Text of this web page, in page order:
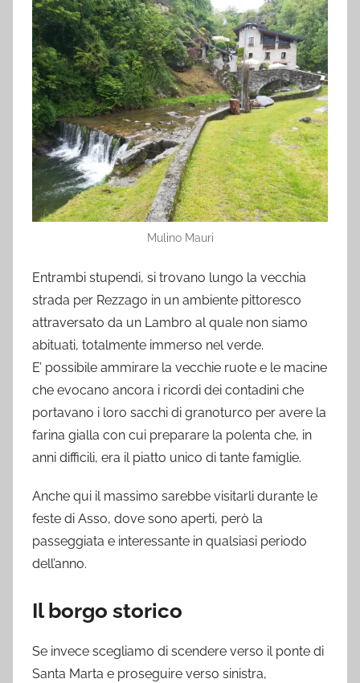
Mulino Mauri
Entrambi stupendi, si trovano lungo la vecchia
strada per Rezzago in un ambiente pittoresco
attraversato da un Lambro al quale non siamo
abituati, totalmente immerso nel verde.
E’ possibile ammirare la vecchie ruote e le macine
che evocano ancora i ricordi dei contadini che
portavano i loro sacchi di granoturco per avere la
farina gialla con cui preparare la polenta che, in
anni difficili, era il piatto unico di tante famiglie.
Anche qui il massimo sarebbe visitarli durante le
feste di Asso, dove sono aperti, però la
passeggiata e interessante in qualsiasi periodo
dell’anno.
Il borgo storico
Se invece scegliamo di scendere verso il ponte di
Santa Marta e proseguire verso sinistra,